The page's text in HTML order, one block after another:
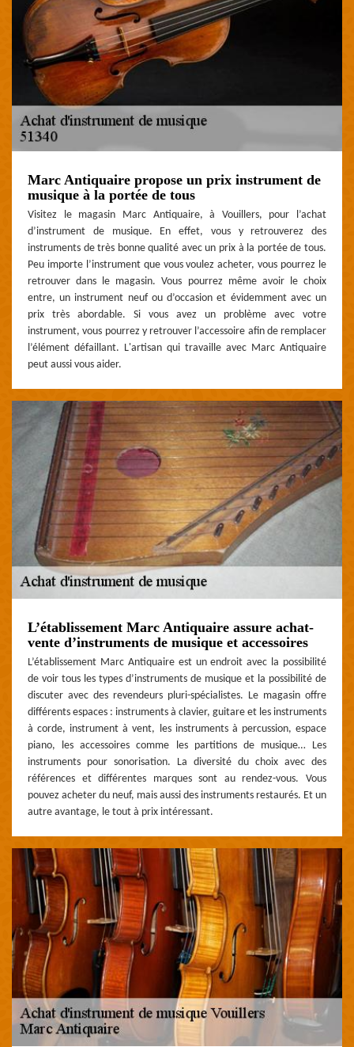
Marc Antiquaire propose un prix instrument de
musique à la portée de tous
Visitez le magasin Marc Antiquaire, à Vouillers, pour l’achat
d’instrument de musique. En effet, vous y retrouverez des
instruments de très bonne qualité avec un prix à la portée de tous.
Peu importe l’instrument que vous voulez acheter, vous pourrez le
retrouver dans le magasin. Vous pourrez même avoir le choix
entre, un instrument neuf ou d’occasion et évidemment avec un
prix très abordable. Si vous avez un problème avec votre
instrument, vous pourrez y retrouver l’accessoire afin de remplacer
l’élément défaillant. L'artisan qui travaille avec Marc Antiquaire
peut aussi vous aider.
L’établissement Marc Antiquaire assure achat-
vente d’instruments de musique et accessoires
L’établissement Marc Antiquaire est un endroit avec la possibilité
de voir tous les types d’instruments de musique et la possibilité de
discuter avec des revendeurs pluri-spécialistes. Le magasin offre
différents espaces : instruments à clavier, guitare et les instruments
à corde, instrument à vent, les instruments à percussion, espace
piano, les accessoires comme les partitions de musique… Les
instruments pour sonorisation. La diversité du choix avec des
références et différentes marques sont au rendez-vous. Vous
pouvez acheter du neuf, mais aussi des instruments restaurés. Et un
autre avantage, le tout à prix intéressant.